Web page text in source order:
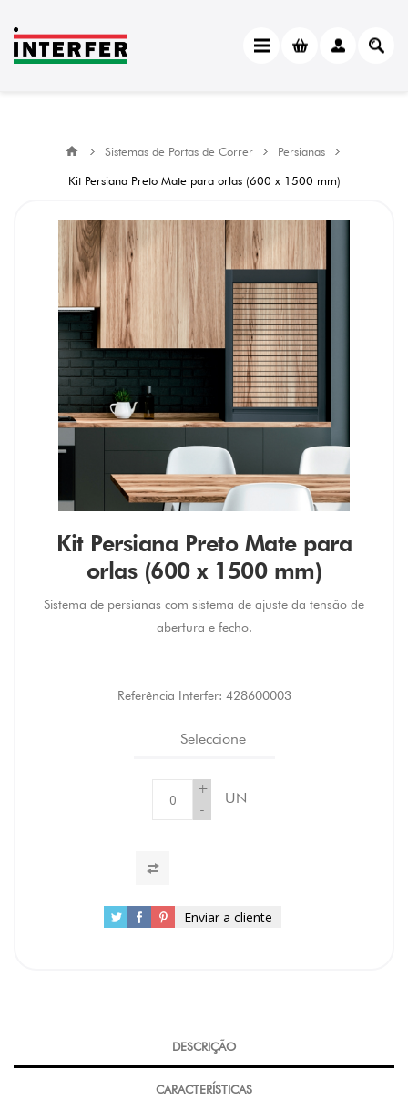
Sistemas de Portas de Correr
Persianas
Kit Persiana Preto Mate para orlas (600 x 1500 mm)
Kit Persiana Preto Mate para
orlas (600 x 1500 mm)
Sistema de persianas com sistema de ajuste da tensão de
abertura e fecho.
Referência Interfer: 428600003
Seleccione
+
-
UN
Enviar a cliente
DESCRIÇÃO
CARACTERÍSTICAS